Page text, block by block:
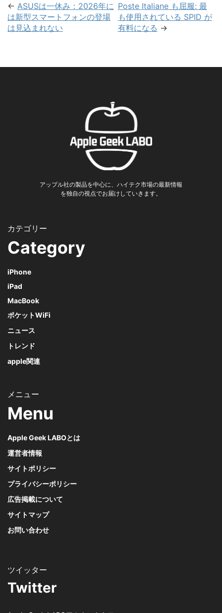
← ASUSは一休み：2026年に
は新型スマートフォンの登場
は見込まれない
Poste Italiane も屈服: 最
も使用されている SPID が
有料になる →
アップル社の製品を中心に、ハイテク市場の最新情報
を独自の視点でお届けしていきます。
Category
iPhone
iPad
MacBook
ポケットWiFi
ニュース
トレンド
apple関連
Menu
Apple Geek LABOとは
運営者情報
サイトポリシー
プライバシーポリシー
広告掲載について
サイトマップ
お問い合わせ
Twitter